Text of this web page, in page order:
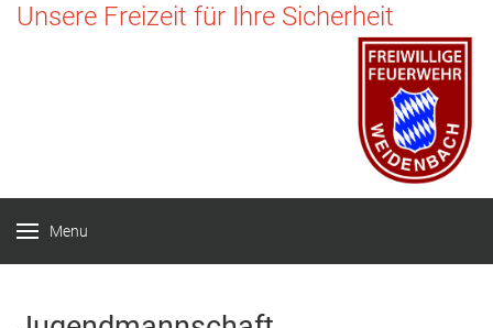
Unsere Freizeit für Ihre Sicherheit
Menu